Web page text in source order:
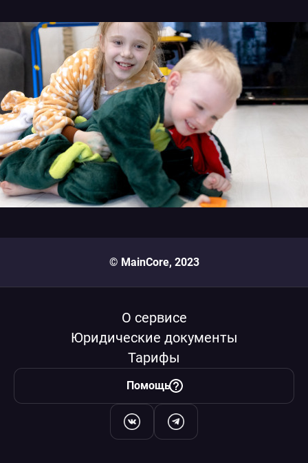
© MainCore, 2023
О сервисе
Юридические документы
Тарифы
Помощь